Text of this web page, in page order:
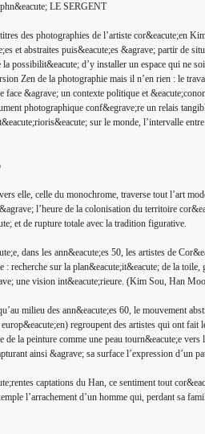
LE SERGENT
des photographies de l’artiste cor&eacute;en
et abstraites puis&eacute;es &agrave; partir de
possibilit&eacute; d’y installer un espace qui ne
Zen de la photographie mais il n’en rien : le
face &agrave; un contexte politique et
photographique conf&egrave;re un relais
sur le monde, l’intervalle
elle, celle du monochrome, traverse tout l’art
l’heure de la colonisation du territoire
et de rupture totale avec la tradition figurative.
dans les ann&eacute;es 50, les artistes de
: recherche sur la plan&eacute;it&eacute; de la
une vision int&eacute;rieure. (Kim Sou, Han
milieu des ann&eacute;es 60, le mouvement
regroupent des artistes qui ont
la peinture comme une peau tourn&eacute;e
ainsi &agrave; sa surface l’expression d’un
captations du Han, ce sentiment tout
l’arrachement d’un homme qui, perdant sa